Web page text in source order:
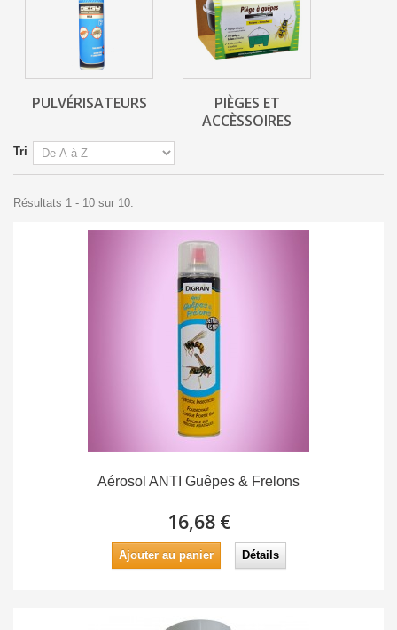
PULVÉRISATEURS
PIÈGES ET
ACCÈSSOIRES
Tri
Résultats 1 - 10 sur 10.
Aérosol ANTI Guêpes & Frelons
16,68 €
Ajouter au panier Détails